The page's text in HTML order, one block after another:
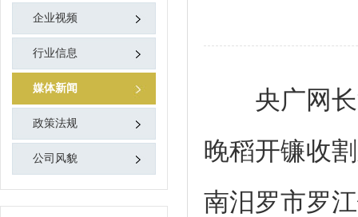
企业视频
行业信息
媒体新闻
政策法规
公司风貌
央广网长
晚稻开镰收
南汨罗市罗